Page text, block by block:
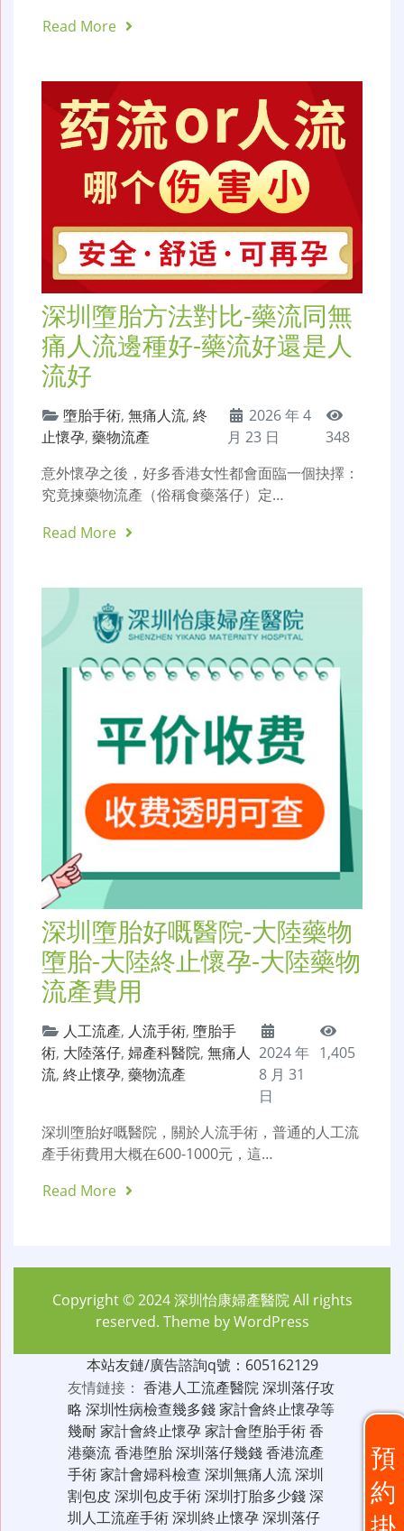
Read More
深圳墮胎方法對比-藥流同無
痛人流邊種好-藥流好還是人
流好
墮胎手術, 無痛人流, 終
止懷孕, 藥物流產
2026 年 4
月 23 日
348
意外懷孕之後，好多香港女性都會面臨一個抉擇：
究竟揀藥物流產（俗稱食藥落仔）定…
Read More
深圳墮胎好嘅醫院-大陸藥物
墮胎-大陸終止懷孕-大陸藥物
流產費用
人工流產, 人流手術, 墮胎手
術, 大陸落仔, 婦產科醫院, 無痛人
流, 終止懷孕, 藥物流產
2024 年
8 月 31
日
1,405
深圳墮胎好嘅醫院，關於人流手術，普通的人工流
產手術費用大概在600-1000元，這…
Read More
預
約
Copyright © 2024深圳怡康婦產醫院All rights
reserved. Theme byWordPress
本站友鏈/廣告諮詢q號：605162129
友情鏈接： 香港人工流產醫院深圳落仔攻
略 深圳性病檢查幾多錢家計會終止懷孕等
幾耐家計會終止懷孕家計會堕胎手術香
港藥流香港堕胎深圳落仔幾錢香港流產
手術家計會婦科檢查 深圳無痛人流深圳
割包皮 深圳包皮手術深圳打胎多少錢深
圳人工流産手術深圳終止懷孕深圳落仔